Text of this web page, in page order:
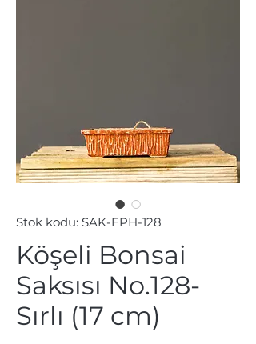
Stok kodu: SAK-EPH-128
Köşeli Bonsai
Saksısı No.128-
Sırlı (17 cm)